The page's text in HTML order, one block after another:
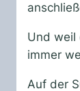
Und weil
immer
Auf der